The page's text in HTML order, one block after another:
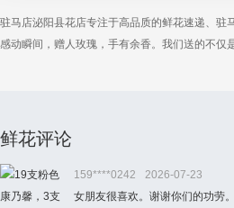
驻马店泌阳县花店专注于高品质的鲜花速递、驻
感动瞬间，赠人玫瑰，手有余香。我们送的不仅
鲜花评论
159****0242
2026-07-23
女朋友很喜欢。谢谢你们的功劳